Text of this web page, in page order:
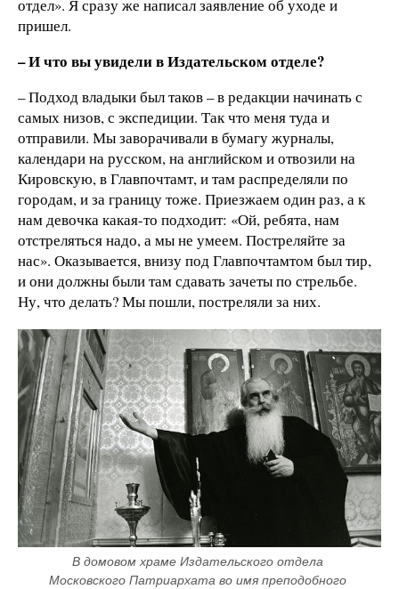
отдел». Я сразу же написал заявление об уходе и
пришел.
– И что вы увидели в Издательском отделе?
– Подход владыки был таков – в редакции начинать с
самых низов, с экспедиции. Так что меня туда и
отправили. Мы заворачивали в бумагу журналы,
календари на русском, на английском и отвозили на
Кировскую, в Главпочтамт, и там распределяли по
городам, и за границу тоже. Приезжаем один раз, а к
нам девочка какая-то подходит: «Ой, ребята, нам
отстреляться надо, а мы не умеем. Постреляйте за
нас». Оказывается, внизу под Главпочтамтом был тир,
и они должны были там сдавать зачеты по стрельбе.
Ну, что делать? Мы пошли, постреляли за них.
В домовом храме Издательского отдела
Московского Патриархата во имя преподобного